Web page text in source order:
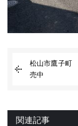
松山市鷹子町
売中
関連記事